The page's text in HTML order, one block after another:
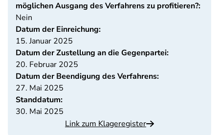
möglichen Ausgang des Verfahrens zu profitieren?:
Nein
Datum der Einreichung:
15. Januar 2025
Datum der Zustellung an die Gegenpartei:
20. Februar 2025
Datum der Beendigung des Verfahrens:
27. Mai 2025
Standdatum:
30. Mai 2025
Link zum Klageregister